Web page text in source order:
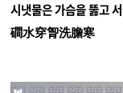
시냇물은 가슴을 뚫고
磵水穿胷洗膽寒